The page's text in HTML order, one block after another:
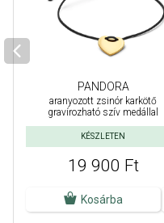
PANDORA
aranyozott zsinór karkötő
gravírozható szív medállal
KÉSZLETEN
19 900 Ft
Kosárba